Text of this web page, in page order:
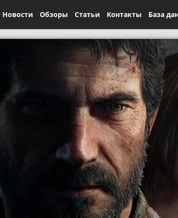
Новости Обзоры Статьи Контакты База